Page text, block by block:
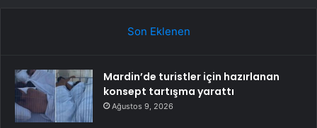
Son Eklenen
Mardin’de turistler için hazırlanan
konsept tartışma yarattı
Ağustos 9, 2026